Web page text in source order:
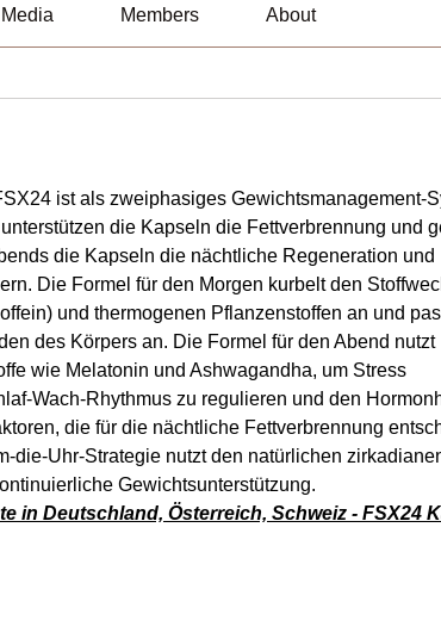
Media Members About
ist als zweiphasiges Gewichtsmanagement-
die Kapseln die Fettverbrennung und
die Kapseln die nächtliche Regeneration und
Die Formel für den Morgen kurbelt den
und thermogenen Pflanzenstoffen an und
des Körpers an. Die Formel für den Abend nutzt
wie Melatonin und Ashwagandha, um Stress
Wach-Rhythmus zu regulieren und den
die für die nächtliche Fettverbrennung
die-Uhr-Strategie nutzt den natürlichen
Gewichtsunterstützung.
in Deutschland, Österreich, Schweiz - FSX24